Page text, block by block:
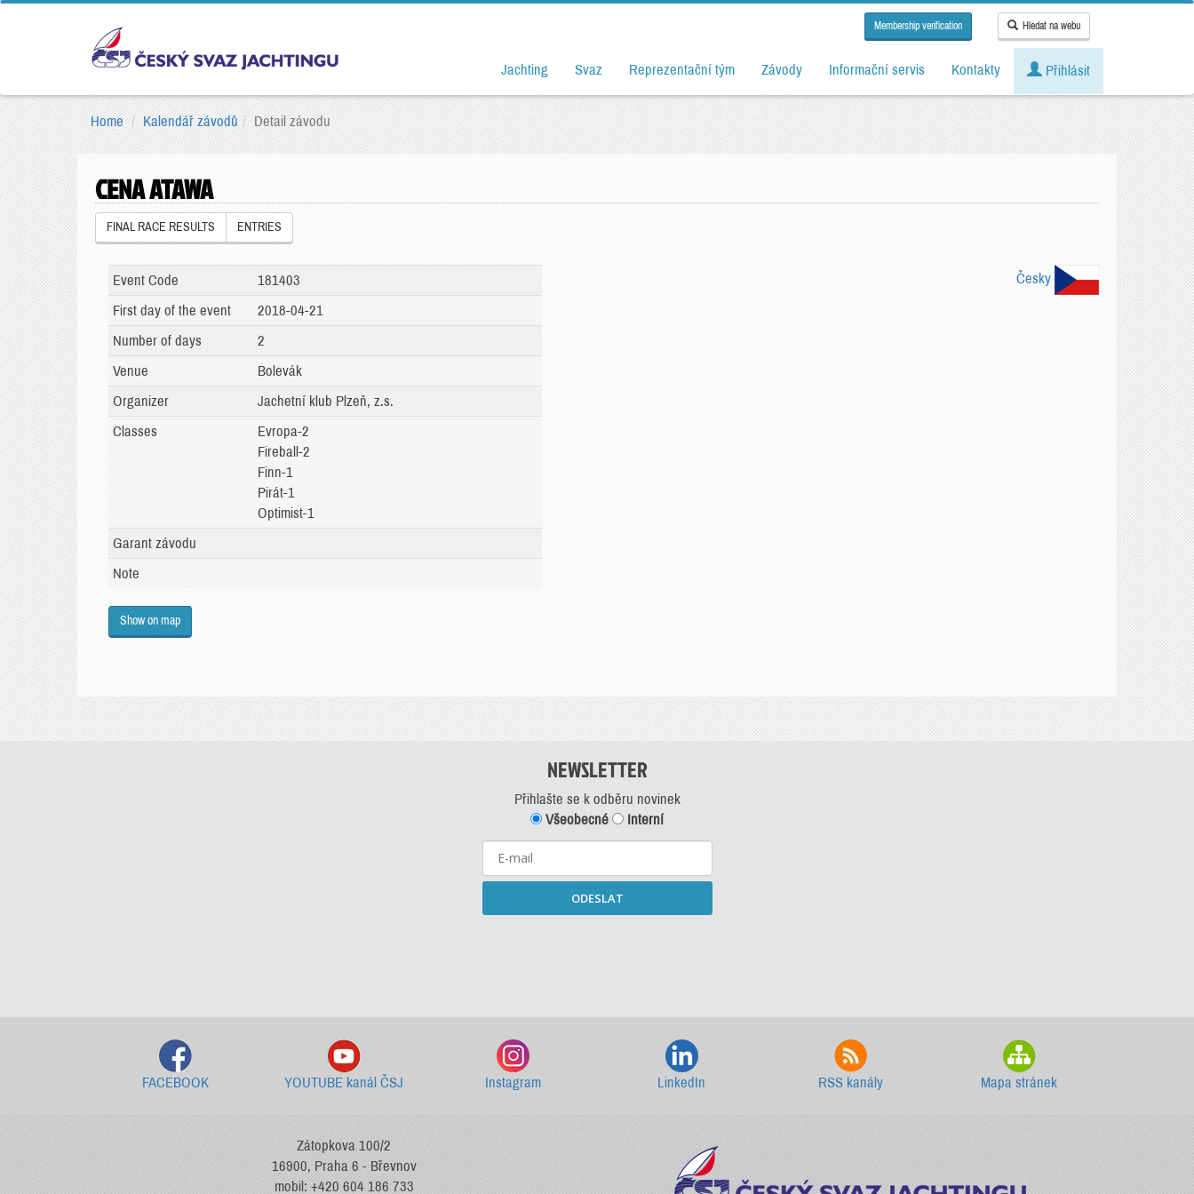
Membership verification Hledat na webu
Jachting Svaz Reprezentační tým Závody Informační servis Kontakty Přihlásit
Home Kalendář závodů Detail závodu
CENA ATAWA
FINAL RACE RESULTS ENTRIES
Česky
Event Code
181403
First day of the event
2018-04-21
Number of days
2
Venue
Bolevák
Organizer
Jachetní klub Plzeň, z.s.
Classes
Evropa-2
Fireball-2
Finn-1
Pirát-1
Optimist-1
Garant závodu
Note
Show on map
NEWSLETTER
Přihlašte se k odběru novinek
Všeobecné
Interní
ODESLAT
FACEBOOK YOUTUBE kanál ČSJ Instagram LinkedIn RSS kanály Mapa stránek
Zátopkova 100/2
16900, Praha 6 - Břevnov
mobil: +420 604 186 733